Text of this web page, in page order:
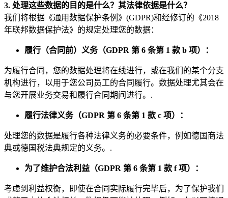
3. 处理这些数据的目的是什么？其法律依据是什么？
我们将根据《通用数据保护条例》(GDPR)和经修订的《2018
年联邦数据保护法》的规定处理您的数据：
履行（合同前）义务（GDPR 第 6 条第 1 款 b 项）：
为履行合同，您的数据处理将在线进行，或在我们的某个分支
机构进行，以用于您公司员工的合同履行。数据处理尤其会在
与您开展业务交易和履行合同期间进行。.
履行法律义务（GDPR 第 6 条第 1 款 c 项）：
处理您的数据是履行各种法律义务的必要条件，例如德国商法
典或德国税法典规定的义务。.
为了维护合法利益（GDPR 第 6 条第 1 款 f 项）：
考虑到利益权衡，即使在合同实际履行完毕后，为了保护我们